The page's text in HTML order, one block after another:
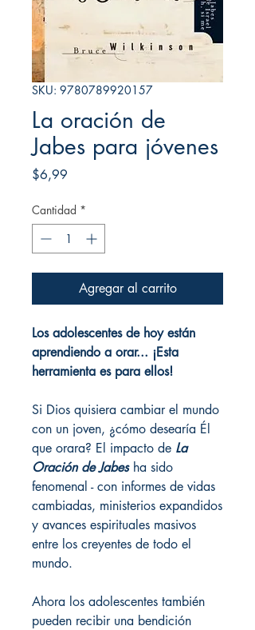
SKU: 9780789920157
La oración de
Jabes para jóvenes
$6,99
Cantidad *
Agregar al carrito
Los adolescentes de hoy están
aprendiendo a orar... ¡Esta
herramienta es para ellos!
Si Dios quisiera cambiar el mundo
con un joven, ¿cómo desearía Él
que orara? El impacto de La
Oración de Jabesha sido
fenomenal - con informes de vidas
cambiadas, ministerios expandidos
y avances espirituales masivos
entre los creyentes de todo el
mundo.
Ahora los adolescentes también
pueden recibir una bendición